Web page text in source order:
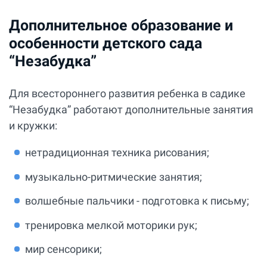
Дополнительное образование и
особенности детского сада
“Незабудка”
Для всестороннего развития ребенка в садике
“Незабудка” работают дополнительные занятия
и кружки:
нетрадиционная техника рисования;
музыкально-ритмические занятия;
волшебные пальчики - подготовка к письму;
тренировка мелкой моторики рук;
мир сенсорики;